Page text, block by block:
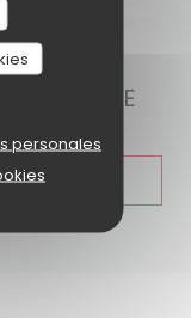
personales
DU STADE
EN UNA